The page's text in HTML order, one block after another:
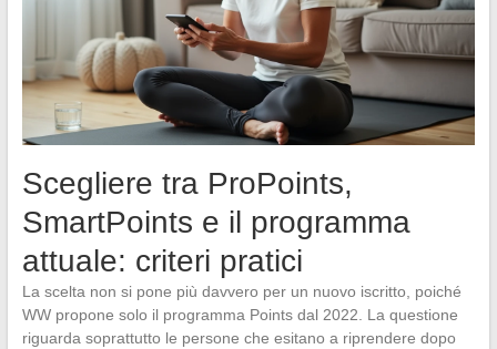
Scegliere tra ProPoints,
SmartPoints e il programma
attuale: criteri pratici
La scelta non si pone più davvero per un nuovo iscritto, poiché
WW propone solo il programma Points dal 2022. La questione
riguarda soprattutto le persone che esitano a riprendere dopo